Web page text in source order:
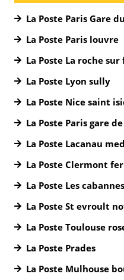
La Poste Paris Gare
La Poste Paris louvre
La Poste La roche sur
La Poste Lyon sully
La Poste Nice saint
La Poste Paris gare
La Poste Lacanau
La Poste Clermont
La Poste Les cabannes
La Poste St evroult
La Poste Toulouse
La Poste Prades
La Poste Mulhouse